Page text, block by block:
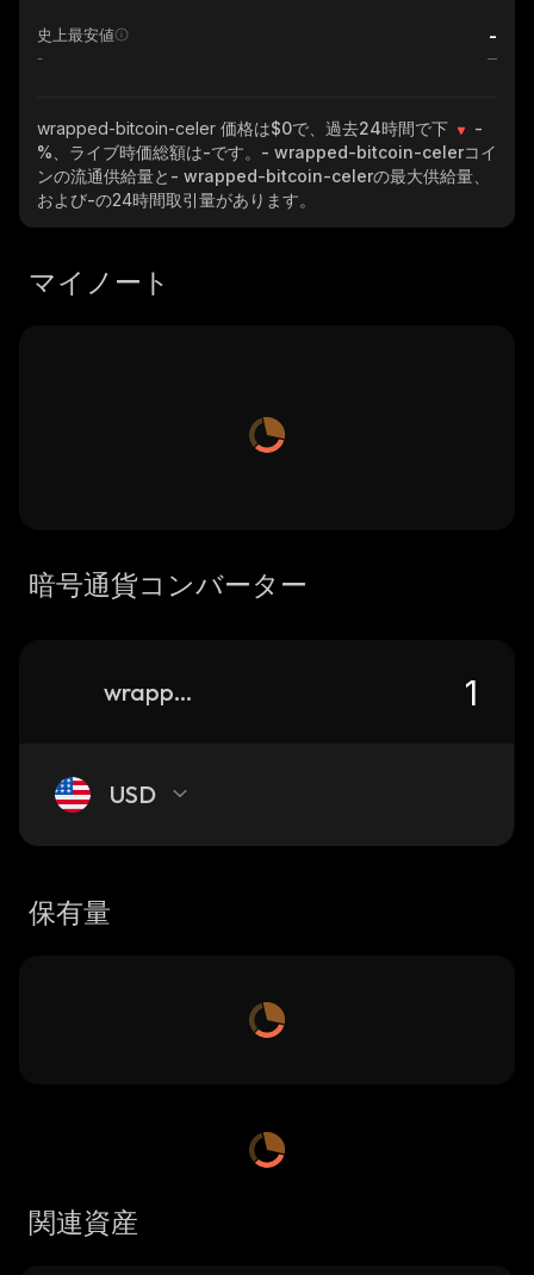
史上最安値 -
-
wrapped-bitcoin-celer 価格は$0で、過去24時間で下
-
% 、ライブ時価総額は-です。 - wrapped-bitcoin-celerコイ
ンの流通供給量と - wrapped-bitcoin-celerの最大供給量、
および-の24時間取引量があります。
マイノート
暗号通貨コンバーター
wrapped-bitcoin-celer
USD
保有量
関連資産